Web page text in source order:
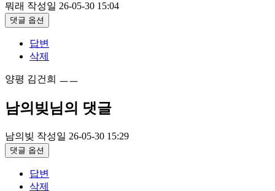
뭐래 작성일 26-05-30 15:04
댓글 옵션
답변
삭제
양평 김건희 ㅡㅡ
남의빚님의 댓글
남의빚 작성일 26-05-30 15:29
댓글 옵션
답변
삭제